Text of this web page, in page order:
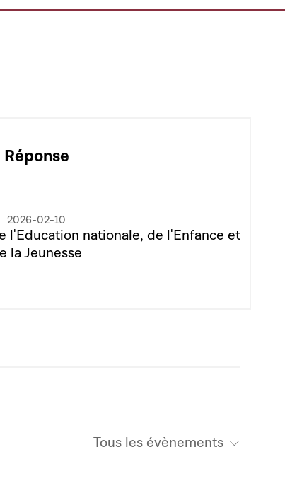
Réponse
2026-02-10
l'Education nationale, de l'Enfance et
la Jeunesse
Tous les évènements